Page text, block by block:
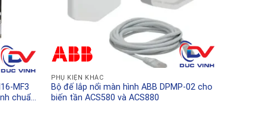
MF3
chuẩn
PHỤ KIỆN KHÁC
Bộ đế lắp nổi màn hình ABB DPMP-02 cho
biến tần ACS580 và ACS880